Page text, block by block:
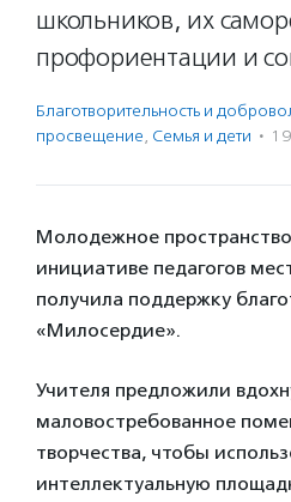
школьников, их
профориентации и
Благотвори­тель­ность и
просвещение, Семья и дети ·
Молодежное
инициативе педагогов
получила поддержку
«Милосердие».
Учителя предложили
маловостребованное
творчества, чтобы
интеллектуальную